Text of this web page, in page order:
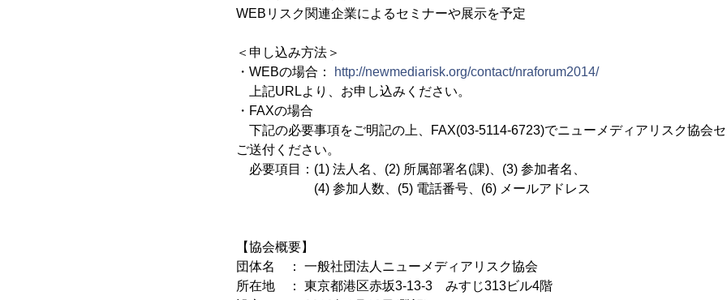
WEBリスク関連企業によるセミナーや展示を予定
＜申し込み方法＞
・WEBの場合：
http://newmediarisk.org/contact/nraforum2014/
上記URLより、お申し込みください。
・FAXの場合
下記の必要事項をご明記の上、FAX(03-5114-6723)でニューメディアリスク協会
ご送付ください。
必要項目：(1) 法人名、(2) 所属部署名(課)、(3) 参加者名、
(4) 参加人数、(5) 電話番号、(6) メールアドレス
【協会概要】
団体名 ： 一般社団法人ニューメディアリスク協会
所在地 ： 東京都港区赤坂3-13-3 みすじ313ビル4階